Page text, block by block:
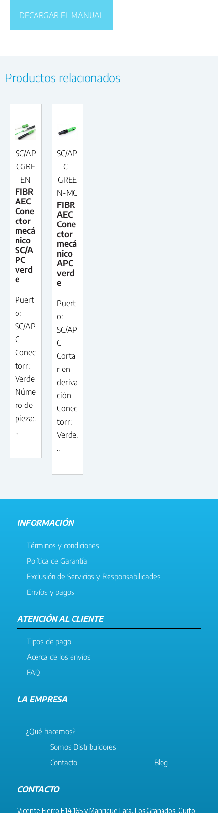
DECARGAR EL MANUAL
Productos relacionados
SC/AP
CGRE
EN
FIBR
AEC
Cone
ctor
mecá
nico
SC/A
PC
verd
e
Puert
o:
SC/AP
C
Conec
torr:
Verde
Núme
ro de
pieza:.
..
SC/AP
C-
GREE
N-MC
FIBR
AEC
Cone
ctor
mecá
nico
APC
verd
e
Puert
o:
SC/AP
C
Corta
r en
deriva
ción
Conec
torr:
Verde.
..
INFORMACIÓN
Términos y condiciones
Política de Garantía
Exclusión de Servicios y Responsabilidades
Envíos y pagos
ATENCIÓN AL CLIENTE
Tipos de pago
Acerca de los envíos
FAQ
LA EMPRESA
¿Qué hacemos?
Somos Distribuidores
Contacto
Blog
CONTACTO
Vicente Fierro E14 165 y Manrique Lara. Los Granados. Quito –